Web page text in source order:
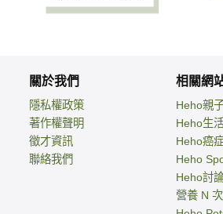
關於我們
隱私權政策
著作權聲明
徵才資訊
聯絡我們
相關網
Heho親
Heho生
Heho癌
Heho
Heho討
營養 N